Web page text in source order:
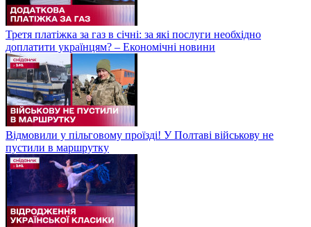
Третя платіжка за газ в січні: за які послуги необхідно
доплатити українцям? – Економічні новини
Відмовили у пільговому проїзді! У Полтаві військову не
пустили в маршрутку